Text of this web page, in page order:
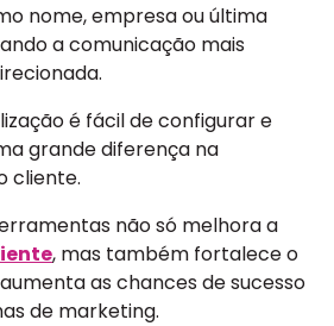
nome, empresa ou última
a comunicação mais
é fácil de configurar e
grande diferença na
cliente.
não só melhora a
, mas também fortalece o
as chances de sucesso
de marketing.